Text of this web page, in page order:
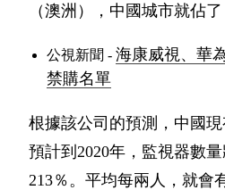
（澳洲），中國城市就佔了
公視新聞 - 海康威視、華
禁購名單
根據該公司的預測，中國現
預計到2020年，監視器數
213％。平均每兩人，就會